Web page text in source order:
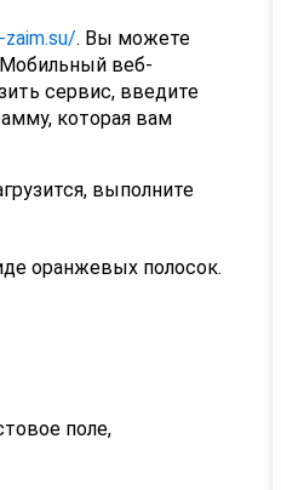
. Вы можете
веб-
сервис, введите
которая вам
выполните
оранжевых полосок.
поле,